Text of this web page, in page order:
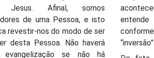
Jesus. Afinal, somos
de uma Pessoa, e isto
revestir-nos do modo de ser
desta Pessoa. Não haverá
evangelização se não há